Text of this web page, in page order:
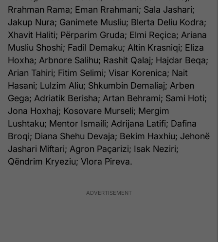
Rrahman Rama; Eman Rrahmani; Sala Jashari;
Jakup Nura; Ganimete Musliu; Blerta Deliu Kodra;
Xhavit Haliti; Përparim Gruda; Elmi Reçica; Ariana
Musliu Shoshi; Fadil Demaku; Altin Krasniqi; Eliza
Hoxha; Arbnore Salihu; Rashit Qalaj; Hajdar Beqa;
Arian Tahiri; Fitim Selimi; Visar Korenica; Nait
Hasani; Lulzim Aliu; Shkumbin Demaliaj; Arben
Gega; Adriatik Berisha; Artan Behrami; Sami Hoti;
Jona Hoxhaj; Kosovare Murseli; Mergim
Lushtaku; Mentor Ismaili; Adrijana Latifi; Dafina
Broqi; Diana Shehu Devaja; Bekim Haxhiu; Jehonë
Jashari Miftari; Agron Paçarizi; Isak Neziri;
Qëndrim Kryeziu; Vlora Pireva.